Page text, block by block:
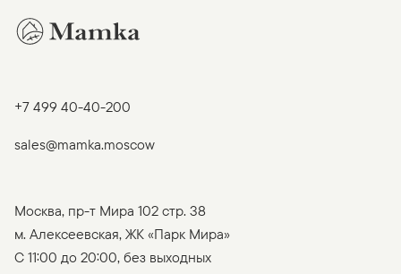
+7 499 40-40-200
sales@mamka.moscow
Москва, пр-т Мира 102 стр. 38
м. Алексеевская, ЖК «Парк Мира»
C 11:00 до 20:00, без выходных